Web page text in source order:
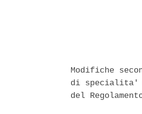
Modifiche
di specialita'
del